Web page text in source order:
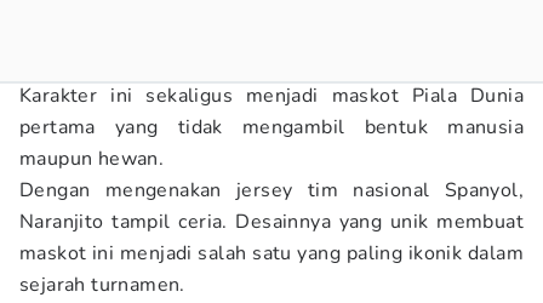
Karakter ini sekaligus menjadi maskot Piala Dunia
pertama yang tidak mengambil bentuk manusia
maupun hewan.
Dengan mengenakan jersey tim nasional Spanyol,
Naranjito tampil ceria. Desainnya yang unik membuat
maskot ini menjadi salah satu yang paling ikonik dalam
sejarah turnamen.